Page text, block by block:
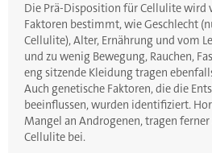
Die Prä-Disposition für Cellulite wird
Faktoren bestimmt, wie Geschlecht
Cellulite), Alter, Ernährung und vom
und zu wenig Bewegung, Rauchen,
eng sitzende Kleidung tragen
Auch genetische Faktoren, die die
beeinflussen, wurden identifiziert.
Mangel an Androgenen, tragen
Cellulite bei.